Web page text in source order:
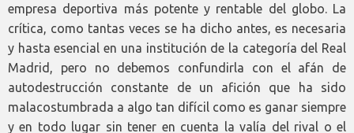
empresa deportiva más potente y rentable del globo. La
crítica, como tantas veces se ha dicho antes, es necesaria
y hasta esencial en una institución de la categoría del Real
Madrid, pero no debemos confundirla con el afán de
autodestrucción constante de un afición que ha sido
malacostumbrada a algo tan difícil como es ganar siempre
y en todo lugar sin tener en cuenta la valía del rival o el